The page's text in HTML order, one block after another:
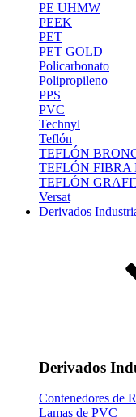
PE UHMW
PEEK
PET
PET GOLD
Policarbonato
Polipropileno
PPS
PVC
Technyl
Teflón
TEFLÓN
TEFLÓN FIBRA
TEFLÓN
Versat
Derivados
Derivados
Contenedores de
Lamas de PVC